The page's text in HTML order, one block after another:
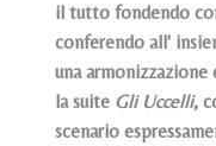
il tutto fondendo
conferendo all'
una
la suite Gli Uccelli,
scenario